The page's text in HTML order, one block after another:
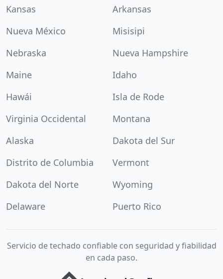
Kansas
Arkansas
Nueva México
Misisipi
Nebraska
Nueva Hampshire
Maine
Idaho
Hawái
Isla de Rode
Virginia Occidental
Montana
Alaska
Dakota del Sur
Distrito de Columbia
Vermont
Dakota del Norte
Wyoming
Delaware
Puerto Rico
Servicio de techado confiable con seguridad y fiabilidad
en cada paso.